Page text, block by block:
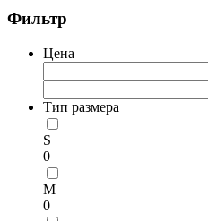
Фильтр
Цена
Тип размера
S
0
M
0